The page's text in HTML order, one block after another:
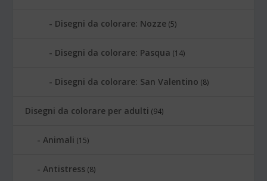
Disegni da colorare: Nozze (5)
Disegni da colorare: Pasqua (14)
Disegni da colorare: San Valentino (8)
Disegni da colorare per adulti (94)
Animali (15)
Antistress (8)